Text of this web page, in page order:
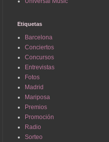
Etiquetas
Barcelona
Conciertos
Concursos
Entrevistas
Fotos
Madrid
Mariposa
Premios
Promoción
Radio
Sorteo